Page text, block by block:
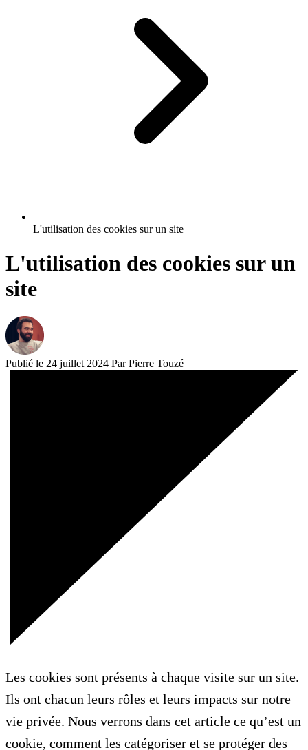
L'utilisation des cookies sur un site
L'utilisation des cookies sur un
site
Publié le 24 juillet 2024 Par Pierre Touzé
Les cookies sont présents à chaque visite sur un site.
Ils ont chacun leurs rôles et leurs impacts sur notre
vie privée. Nous verrons dans cet article ce qu’est un
cookie, comment les catégoriser et se protéger des